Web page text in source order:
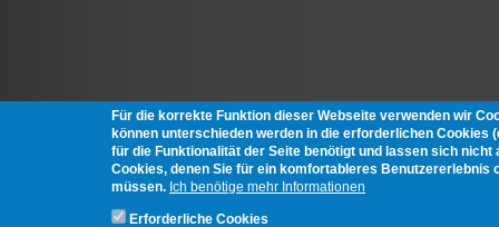
Für die korrekte Funktion dieser Webseite verwenden wir
können unterschieden werden in die erforderlichen Cookies
für die Funktionalität der Seite benötigt und lassen sich nicht
Cookies, denen Sie für ein komfortableres Benutzererlebnis
müssen. Ich benötige mehr Informationen
Erforderliche Cookies